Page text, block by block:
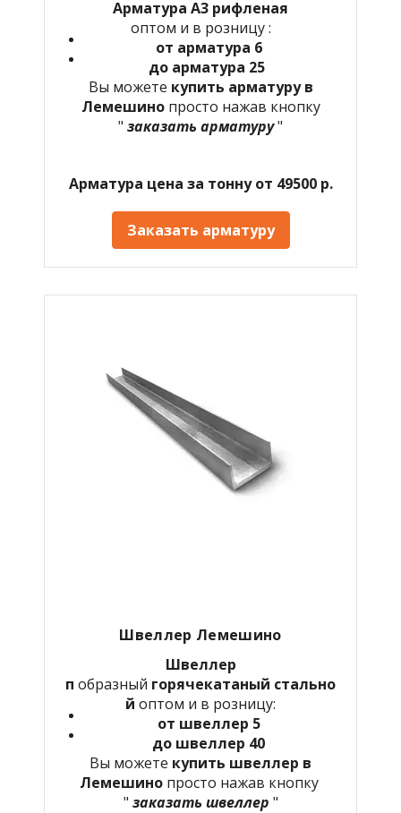
Арматура А3 рифленая
оптом и в розницу :
от арматура 6
до арматура 25
Вы можете купить арматуру в
Лемешино просто нажав кнопку
" заказать арматуру"
Арматура цена за тонну от 49500 р.
Заказать арматуру
Швеллер Лемешино
Швеллер
п образный горячекатаный стально
й оптом и в розницу:
от швеллер 5
до швеллер 40
Вы можете купить швеллер в
Лемешинопросто нажав кнопку
" заказать швеллер "